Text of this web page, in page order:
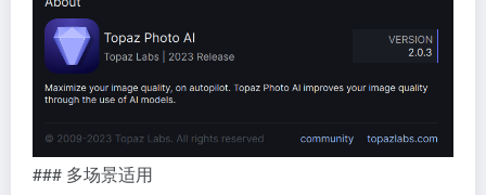
### 多场景适用